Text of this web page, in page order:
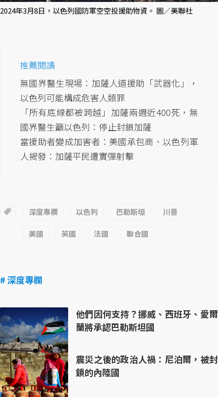
2024年3月8日，以色列國防軍空空投援助物資。 圖／美聯社
推薦閱讀
無國界醫生現場：加薩人道援助「武器化」，
以色列可能構成危害人類罪
「所有底線都被跨越」加薩兩週近400死，無
國界醫生籲以色列：停止封鎖加薩
當援助者變成加害者：美國承包商、以色列軍
人揭發：加薩平民遭實彈射擊
深度專欄 以色列 巴勒斯坦 川普
美國 英國 法國 聯合國
# 深度專欄
他們因何支持？挪威、西班牙、愛爾
蘭將承認巴勒斯坦國
震災之後的政治人禍：尼泊爾，被封
鎖的內陸國